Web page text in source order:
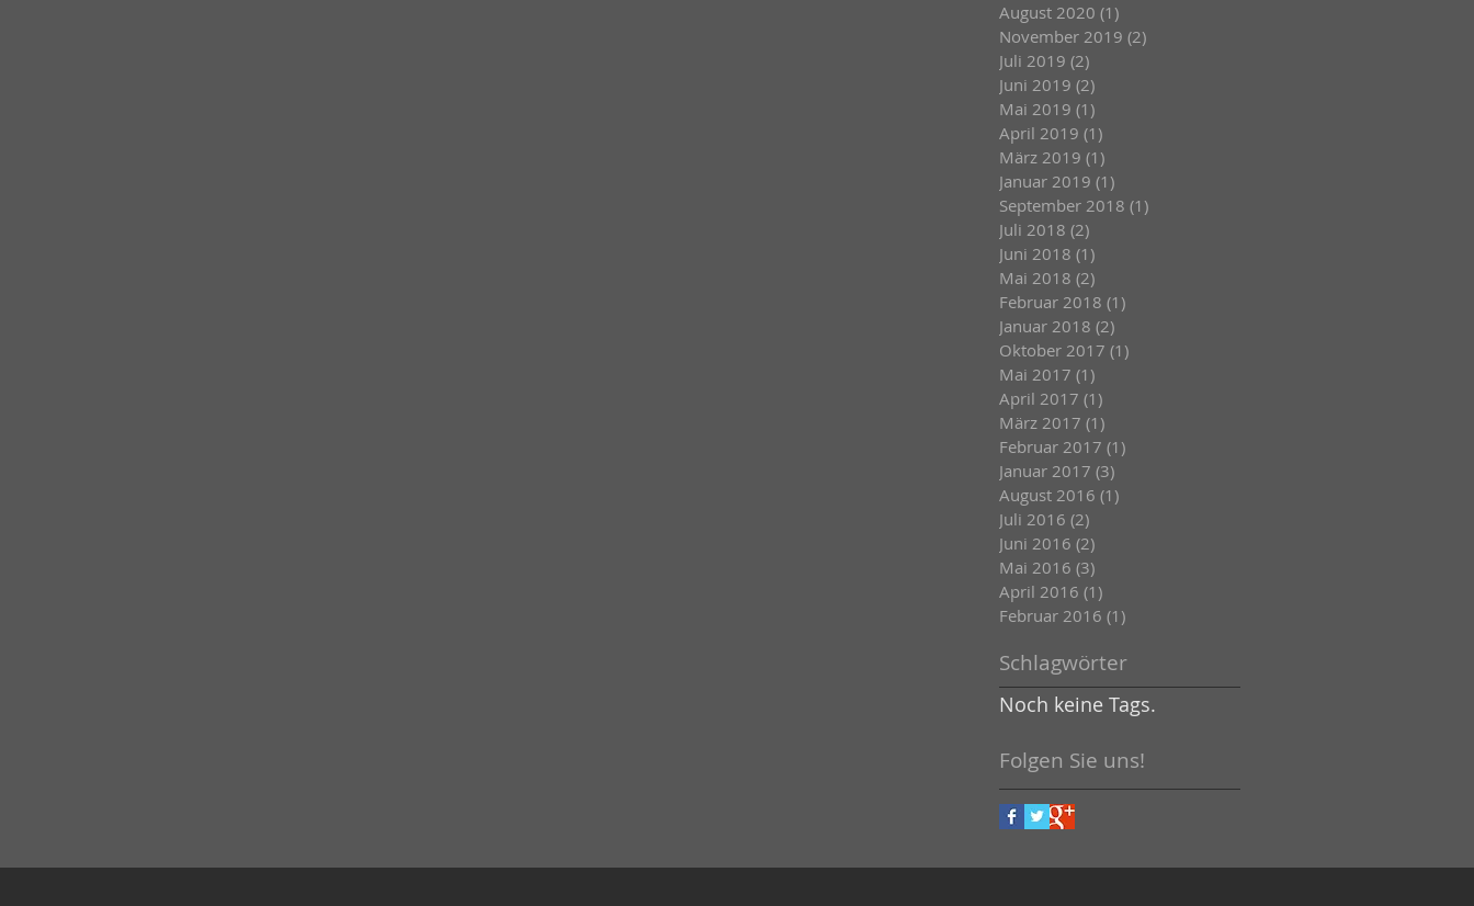
August 2020 (1)
November 2019 (2)
Juli 2019 (2)
Juni 2019 (2)
Mai 2019 (1)
April 2019 (1)
März 2019 (1)
Januar 2019 (1)
September 2018 (1)
Juli 2018 (2)
Juni 2018 (1)
Mai 2018 (2)
Februar 2018 (1)
Januar 2018 (2)
Oktober 2017 (1)
Mai 2017 (1)
April 2017 (1)
März 2017 (1)
Februar 2017 (1)
Januar 2017 (3)
August 2016 (1)
Juli 2016 (2)
Juni 2016 (2)
Mai 2016 (3)
April 2016 (1)
Februar 2016 (1)
Schlagwörter
Noch keine Tags.
Folgen Sie uns!